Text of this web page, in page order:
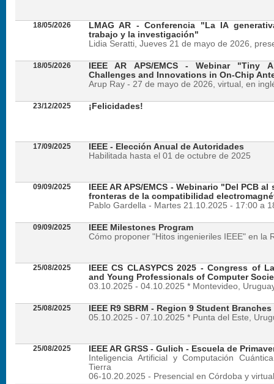
18/05/2026
LMAG AR - Conferencia "La IA
trabajo y la investigación"
Lidia Seratti, Jueves 21 de mayo de 2026,
18/05/2026
IEEE AR APS/EMCS - Webinar "Tiny
Challenges and Innovations in On-Chip
Arup Ray - 27 de mayo de 2026, virtual, en
23/12/2025 ¡Felicidades!
17/09/2025
IEEE - Elección Anual de Autoridades
Habilitada hasta el 01 de octubre de 2025
09/09/2025
IEEE AR APS/EMCS - Webinario "Del PCB
fronteras de la compatibilidad
Pablo Gardella - Martes 21.10.2025 - 17:00 a
09/09/2025
IEEE Milestones Program
Cómo proponer "Hitos ingenieriles IEEE" en la
25/08/2025
IEEE CS CLASYPCS 2025 - Congress of
and Young Professionals of Computer
03.10.2025 - 04.10.2025 * Montevideo,
25/08/2025
IEEE R9 SBRM - Region 9 Student
05.10.2025 - 07.10.2025 * Punta del Este,
25/08/2025
IEEE AR GRSS - Gulich - Escuela de
Inteligencia Artificial y Computación
Tierra
06-10.20.2025 - Presencial en Córdoba y virtual